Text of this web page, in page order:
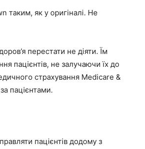
таким, як у оригіналі. Не
перестати не діяти. Їм
пацієнтів, не залучаючи їх до
страхування Medicare &
пацієнтами.
пацієнтів додому з